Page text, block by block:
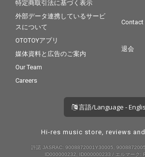
特定商取引法に基づく表示
外部データ連携しているサービ
スについて
OTOTOYアプリ
媒体資料と広告のご案内
Our Team
Careers
Contact
退会
言語/Language -
Hi-res music store, reviews
許諾 JASRAC: 9008872001Y30005,
ID000000232, ID000000233 / エルマーク: